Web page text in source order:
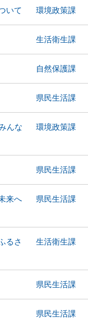
いて 環境政策課
生活衛生課
自然保護課
県民生活課
んな
環境政策課
県民生活課
来へ
県民生活課
るさ
生活衛生課
県民生活課
県民生活課